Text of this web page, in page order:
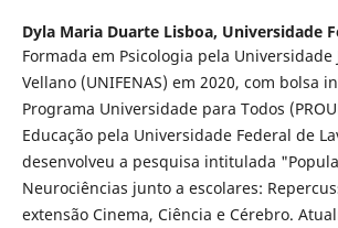
Dyla Maria Duarte Lisboa, Universidade
Formada em Psicologia pela Universidade
Vellano (UNIFENAS) em 2020, com bolsa
Programa Universidade para Todos
Educação pela Universidade Federal de
desenvolveu a pesquisa intitulada
Neurociências junto a escolares:
extensão Cinema, Ciência e Cérebro.